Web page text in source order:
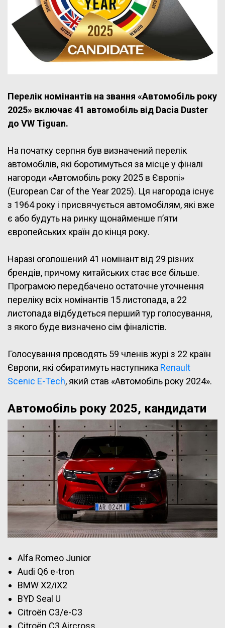
Перелік номінантів на звання «Автомобіль року
2025» включає 41 автомобіль від Dacia Duster
до VW Tiguan.
На початку серпня був визначений перелік
автомобілів, які боротимуться за місце у фіналі
нагороди «Автомобіль року 2025 в Європі»
(European Car of the Year 2025). Ця нагорода існує
з 1964 року і присвячується автомобілям, які вже
є або будуть на ринку щонайменше п’яти
європейських країн до кінця року.
Наразі оголошений 41 номінант від 29 різних
брендів, причому китайських стає все більше.
Програмою передбачено остаточне уточнення
переліку всіх номінантів 15 листопада, а 22
листопада відбудеться перший тур голосування,
з якого буде визначено сім фіналістів.
Голосування проводять 59 членів журі з 22 країн
Європи, які обиратимуть наступника Renault
Scenic E-Tech, який став «Автомобіль року 2024».
Автомобіль року 2025, кандидати
Alfa Romeo Junior
Audi Q6 e-tron
BMW X2/iX2
BYD Seal U
Citroën C3/e-C3
Citroën C3 Aircross